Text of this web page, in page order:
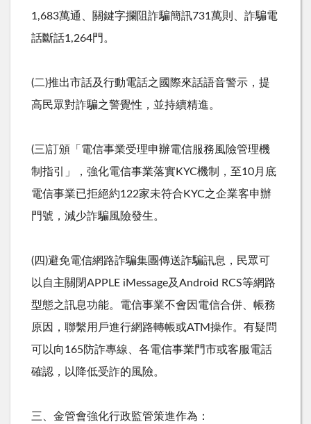
1,683萬通、關鍵字攔阻詐騙簡訊731萬則、詐騙電
話斷話1,264門。
(二)推出市話及行動電話之國際來話語音警示，提
高民眾對詐騙之警覺性，並持續精進。
(三)訂頒「電信事業受理申辦電信服務風險管理機
制指引」，強化電信事業落實KYC機制，至10月底
電信事業已拒絕約122家未符合KYC之企業客申辦
門號，減少詐騙風險發生。
(四)避免電信網路詐騙集團傳送詐騙訊息，民眾可
以自主關閉APPLE iMessage及Android RCS等網路
型態之訊息功能。電信事業不會因電信合併、帳務
原因，聯繫用戶進行網路轉帳或ATM操作。有疑問
可以向165防詐專線、各電信事業門市或客服電話
確認，以降低受詐的風險。
三、金管會強化行政監管策進作為：